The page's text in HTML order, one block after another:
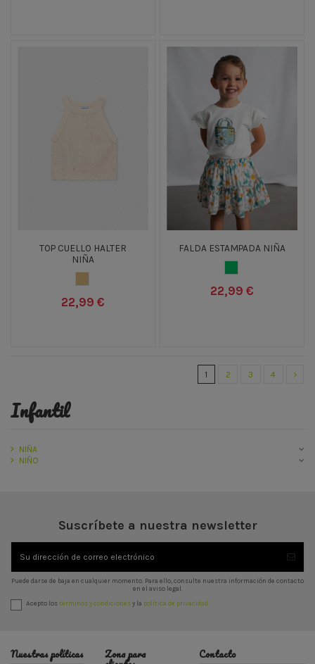
TOP CUELLO HALTER
NIÑA
22,99 €
FALDA ESTAMPADA NIÑA
22,99 €
1 2 3 4
infantil
NIÑA
NIÑO
Suscríbete a nuestra newsletter
Puede darse de baja en cualquier momento. Para ello, consulte nuestra información de contacto
en el aviso legal.
Acepto lostérminos y condicionesy la política de privacidad
Nuestras políticas Zona para Contacto